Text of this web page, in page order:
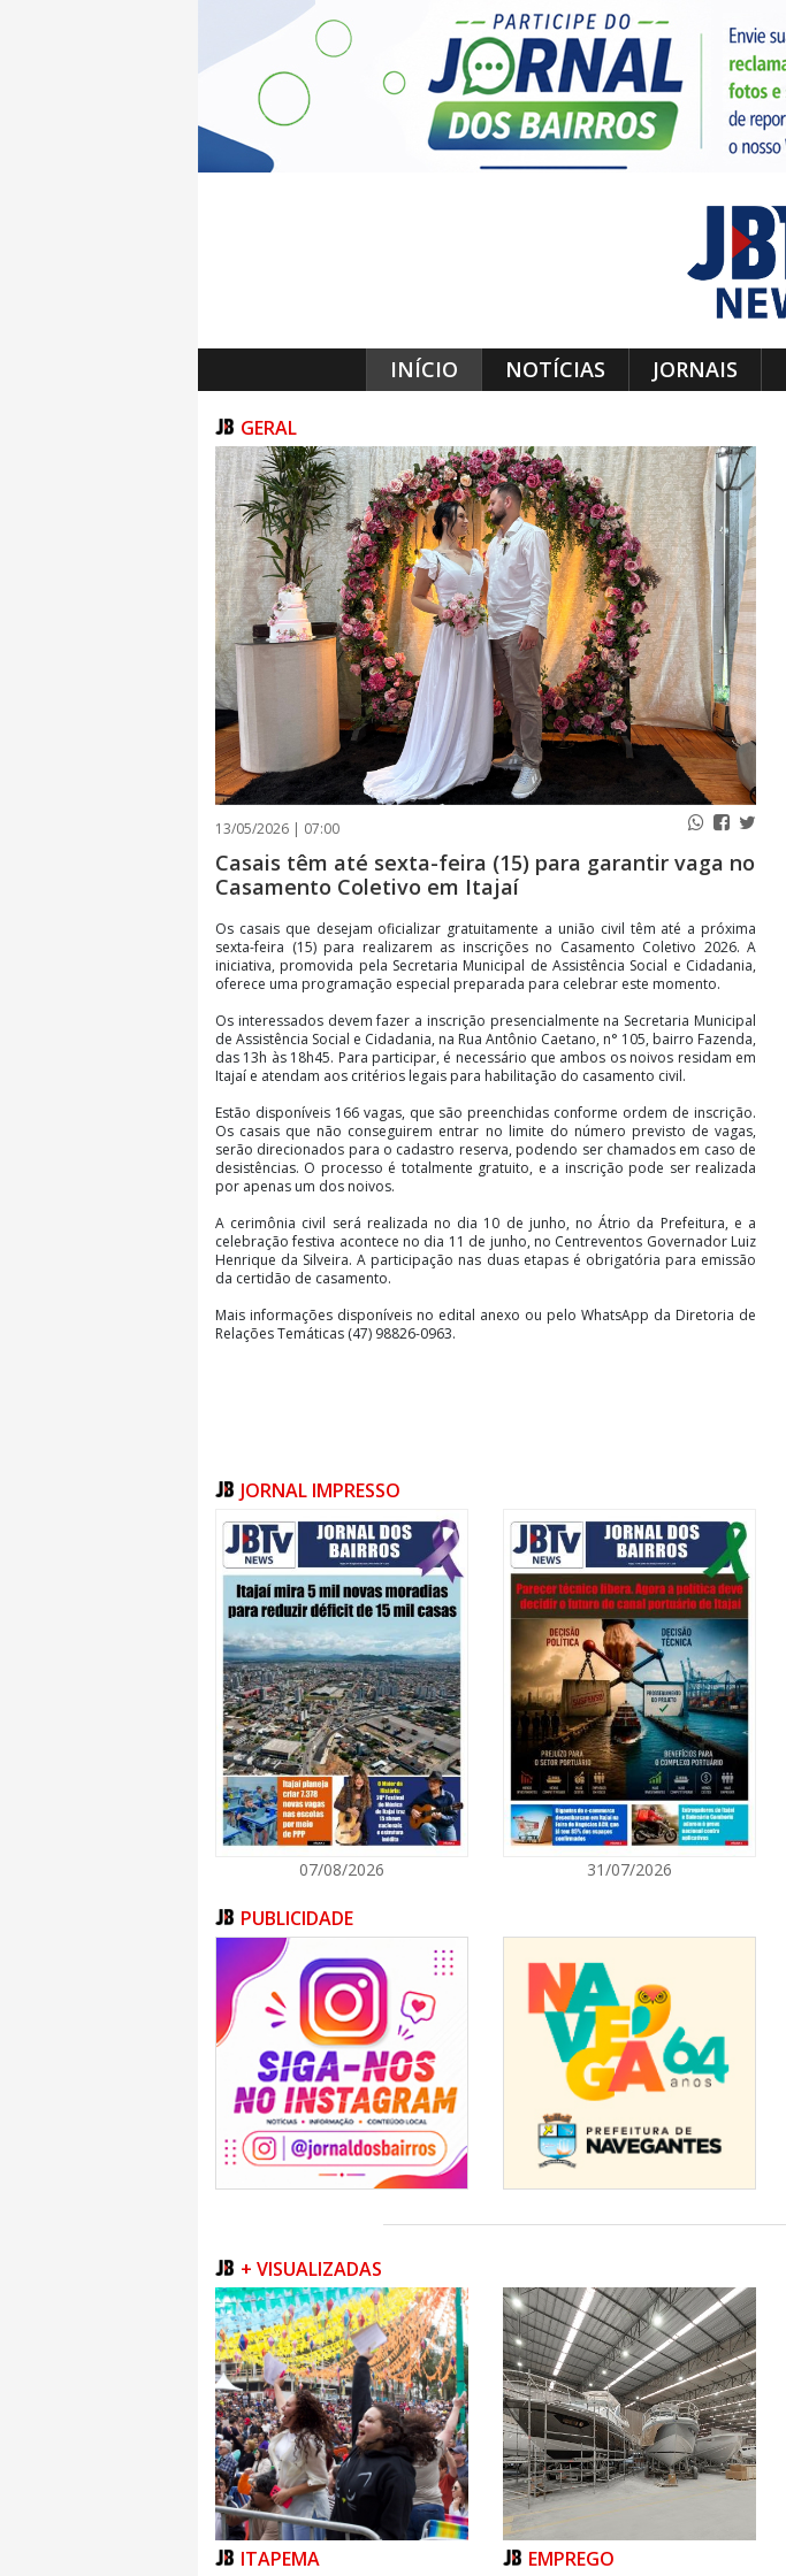
INÍCIO NOTÍCIAS JORNAIS
GERAL
13/05/2026 | 07:00
Casais têm até sexta-feira (15) para garantir vaga no
Casamento Coletivo em Itajaí
Os casais que desejam oficializar gratuitamente a união civil têm até a próxima
sexta-feira (15) para realizarem as inscrições no Casamento Coletivo 2026. A
iniciativa, promovida pela Secretaria Municipal de Assistência Social e Cidadania,
oferece uma programação especial preparada para celebrar este momento.
Os interessados devem fazer a inscrição presencialmente na Secretaria Municipal
de Assistência Social e Cidadania, na Rua Antônio Caetano, n° 105, bairro Fazenda,
das 13h às 18h45. Para participar, é necessário que ambos os noivos residam em
Itajaí e atendam aos critérios legais para habilitação do casamento civil.
Estão disponíveis 166 vagas, que são preenchidas conforme ordem de inscrição.
Os casais que não conseguirem entrar no limite do número previsto de vagas,
serão direcionados para o cadastro reserva, podendo ser chamados em caso de
desistências. O processo é totalmente gratuito, e a inscrição pode ser realizada
por apenas um dos noivos.
A cerimônia civil será realizada no dia 10 de junho, no Átrio da Prefeitura, e a
celebração festiva acontece no dia 11 de junho, no Centreventos Governador Luiz
Henrique da Silveira. A participação nas duas etapas é obrigatória para emissão
da certidão de casamento.
Mais informações disponíveis no edital anexo ou pelo WhatsApp da Diretoria de
Relações Temáticas (47) 98826-0963.
JORNAL IMPRESSO
07/08/2026 31/07/2026
PUBLICIDADE
+ VISUALIZADAS
ITAPEMA EMPREGO